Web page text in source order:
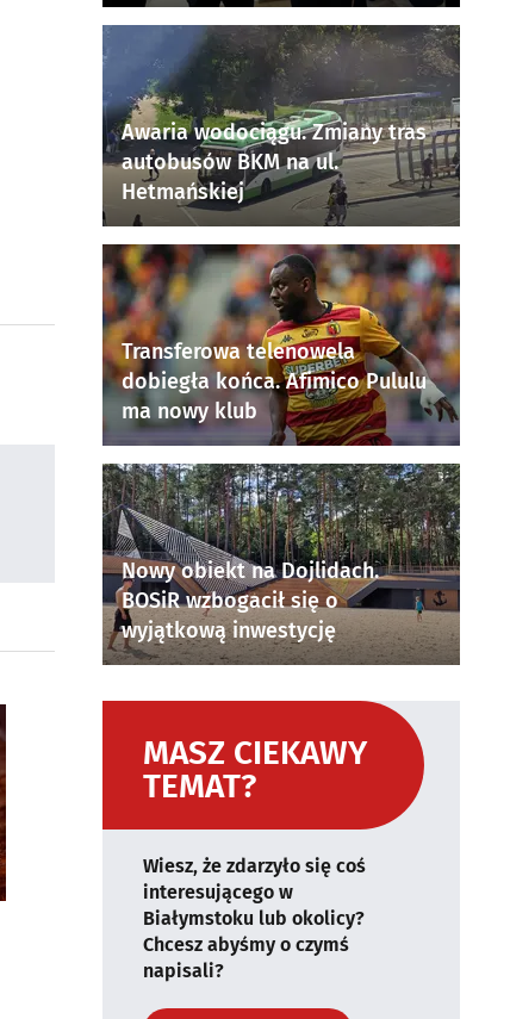
Awaria wodociągu. Zmiany tras
autobusów BKM na ul.
Hetmańskiej
Transferowa telenowela
dobiegła końca. Afimico Pululu
ma nowy klub
Nowy obiekt na Dojlidach.
BOSiR wzbogacił się o
wyjątkową inwestycję
MASZ CIEKAWY
TEMAT?
Wiesz, że zdarzyło się coś
interesującego w
Białymstoku lub okolicy?
Chcesz abyśmy o czymś
napisali?